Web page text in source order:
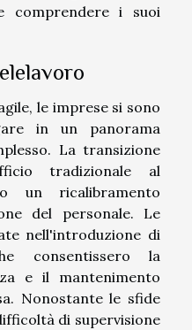
comprendere i suoi
le imprese si sono
in un panorama
La transizione
tradizionale al
un ricalibramento
del personale. Le
nell'introduzione di
consentissero la
e il mantenimento
Nonostante le sfide
di supervisione